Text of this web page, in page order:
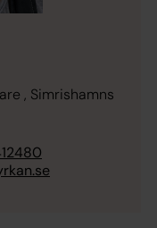
, Simrishamns